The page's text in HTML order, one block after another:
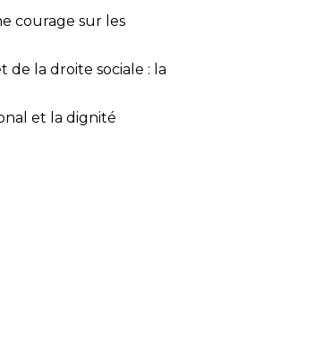
courage sur les
de la droite sociale : la
et la dignité